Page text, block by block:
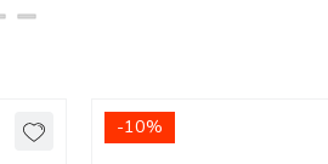
-10%